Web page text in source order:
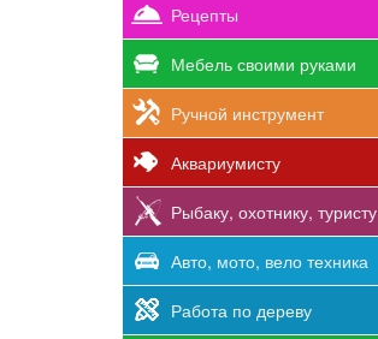
Рецепты
Мебель своими руками
Ручной инструмент
Аквариумисту
Рыбаку, охотнику, туристу
Авто, мото, вело техника
Работа по дереву